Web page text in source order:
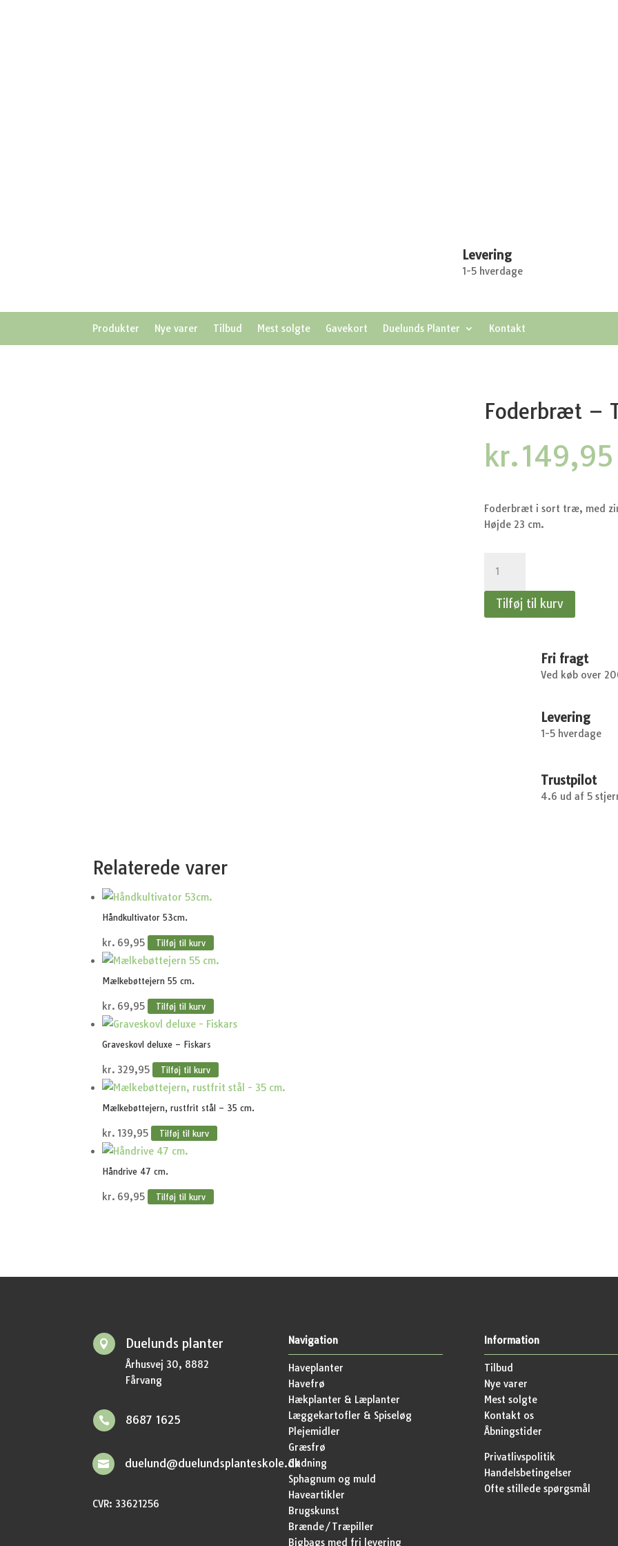
Levering
1-5 hverdage
Produkter Nye varer Tilbud Mest solgte Gavekort Duelunds Planter Kontakt
Foderbræt –
kr.149,95
Foderbræt i sort træ, med
Højde 23 cm.
Til
ophæng
Tilføj til kurv
Fri fragt
Ved køb over
Levering
1-5 hverdage
Trustpilot
4.6 ud af 5
Relaterede varer
Håndkultivator 53cm.
kr. 69,95 Tilføj til kurv
Mælkebøttejern 55 cm.
kr. 69,95 Tilføj til kurv
Graveskovl deluxe – Fiskars
kr. 329,95 Tilføj til kurv
Mælkebøttejern, rustfrit stål – 35 cm.
kr. 139,95 Tilføj til kurv
Håndrive 47 cm.
kr. 69,95 Tilføj til kurv
 Duelunds planter
Århusvej 30, 8882
Fårvang
 8687 1625
 duelund@duelundsplanteskole.dk
CVR: 33621256
Navigation
Haveplanter
Havefrø
Hækplanter & Læplanter
Læggekartofler & Spiseløg
Plejemidler
Græsfrø
Gødning
Sphagnum og muld
Haveartikler
Brugskunst
Brænde/Træpiller
Bigbags med fri levering
Information
Tilbud
Nye varer
Mest solgte
Kontakt os
Åbningstider
Privatlivspolitik
Handelsbetingelser
Ofte stillede spørgsmål